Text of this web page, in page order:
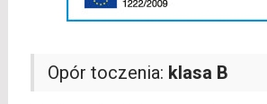
Opór toczenia: klasa B